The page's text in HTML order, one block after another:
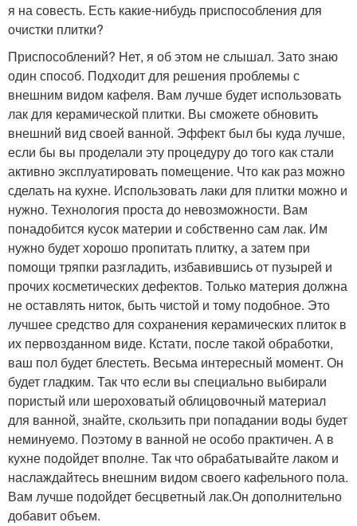
я на совесть. Есть какие-нибудь приспособления для
очистки плитки?
Приспособлений? Нет, я об этом не слышал. Зато знаю
один способ. Подходит для решения проблемы с
внешним видом кафеля. Вам лучше будет использовать
лак для керамической плитки. Вы сможете обновить
внешний вид своей ванной. Эффект был бы куда лучше,
если бы вы проделали эту процедуру до того как стали
активно эксплуатировать помещение. Что как раз можно
сделать на кухне. Использовать лаки для плитки можно и
нужно. Технология проста до невозможности. Вам
понадобится кусок материи и собственно сам лак. Им
нужно будет хорошо пропитать плитку, а затем при
помощи тряпки разгладить, избавившись от пузырей и
прочих косметических дефектов. Только материя должна
не оставлять ниток, быть чистой и тому подобное. Это
лучшее средство для сохранения керамических плиток в
их первозданном виде. Кстати, после такой обработки,
ваш пол будет блестеть. Весьма интересный момент. Он
будет гладким. Так что если вы специально выбирали
пористый или шероховатый облицовочный материал
для ванной, знайте, скользить при попадании воды будет
неминуемо. Поэтому в ванной не особо практичен. А в
кухне подойдет вполне. Так что обрабатывайте лаком и
наслаждайтесь внешним видом своего кафельного пола.
Вам лучше подойдет бесцветный лак.Он дополнительно
добавит объем.